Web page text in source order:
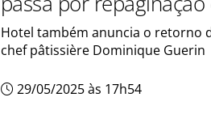
Hotel também anuncia o retorno
chef pâtissière Dominique Guerin
29/05/2025 às 17h54